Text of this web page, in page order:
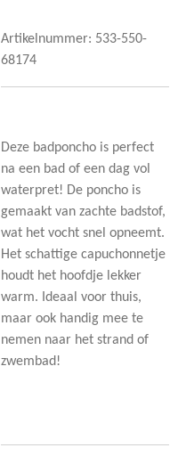
Artikelnummer: 533-550-
68174
Deze badponcho is perfect
na een bad of een dag vol
waterpret! De poncho is
gemaakt van zachte badstof,
wat het vocht snel opneemt.
Het schattige capuchonnetje
houdt het hoofdje lekker
warm. Ideaal voor thuis,
maar ook handig mee te
nemen naar het strand of
zwembad!